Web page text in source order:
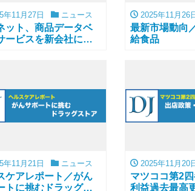
年11月27日 ニュース
ット、商品データベ
ービスを新会社に移
2025年11月26
最新市場動向
給食品
年11月21日 ニュース
ケアレポート／がん
トに挑むドラッグス
2025年11月20
マツココ第2
利益過去最高